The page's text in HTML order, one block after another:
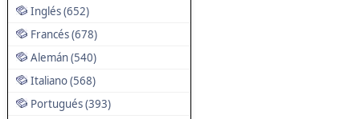
Inglés (652)
Francés (678)
Alemán (540)
Italiano (568)
Portugués (393)